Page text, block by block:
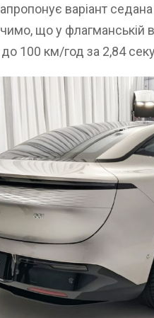
варіант
що у флагманській
до 100 км/год за 2,84